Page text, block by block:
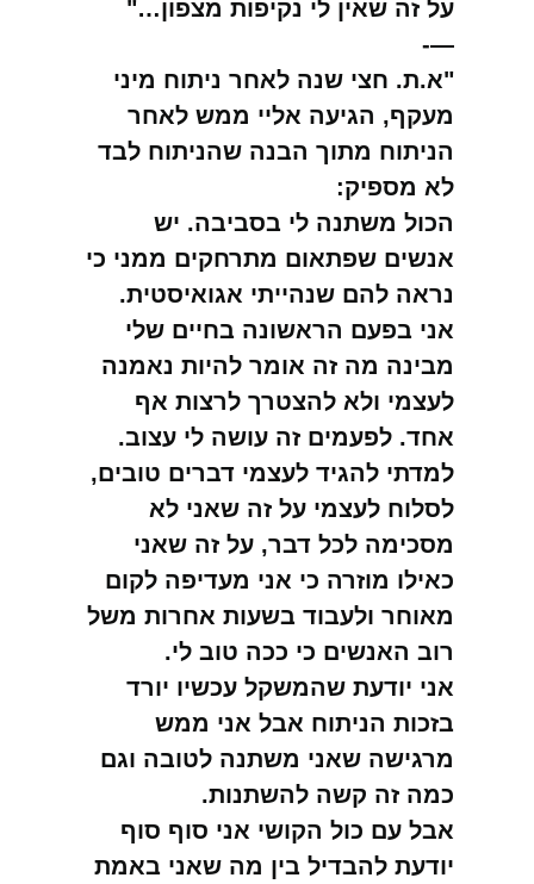
על זה שאין לי נקיפות מצפון…"
—-
"א.ת. חצי שנה לאחר ניתוח מיני
מעקף, הגיעה אליי ממש לאחר
הניתוח מתוך הבנה שהניתוח לבד
לא מספיק:
הכול משתנה לי בסביבה. יש
אנשים שפתאום מתרחקים ממני כי
נראה להם שנהייתי אגואיסטית.
אני בפעם הראשונה בחיים שלי
מבינה מה זה אומר להיות נאמנה
לעצמי ולא להצטרך לרצות אף
אחד. לפעמים זה עושה לי עצוב.
למדתי להגיד לעצמי דברים טובים,
לסלוח לעצמי על זה שאני לא
מסכימה לכל דבר, על זה שאני
כאילו מוזרה כי אני מעדיפה לקום
מאוחר ולעבוד בשעות אחרות משל
רוב האנשים כי ככה טוב לי.
אני יודעת שהמשקל עכשיו יורד
בזכות הניתוח אבל אני ממש
מרגישה שאני משתנה לטובה וגם
כמה זה קשה להשתנות.
אבל עם כול הקושי אני סוף סוף
יודעת להבדיל בין מה שאני באמת